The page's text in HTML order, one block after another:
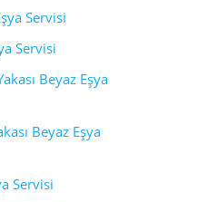
Servisi
Servisi
Beyaz Eşya
Beyaz Eşya
Servisi